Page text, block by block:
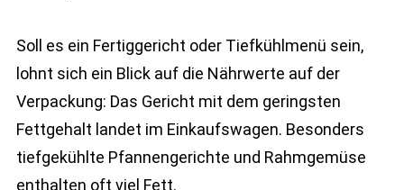
Soll es ein Fertiggericht oder Tiefkühlmenü sein,
lohnt sich ein Blick auf die Nährwerte auf der
Verpackung: Das Gericht mit dem geringsten
Fettgehalt landet im Einkaufswagen. Besonders
tiefgekühlte Pfannengerichte und Rahmgemüse
enthalten oft viel Fett.